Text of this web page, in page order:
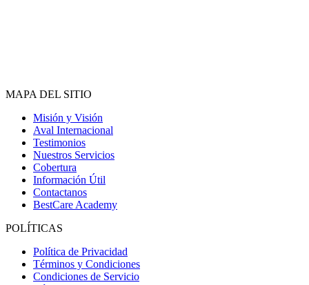
MAPA DEL SITIO
Misión y Visión
Aval Internacional
Testimonios
Nuestros Servicios
Cobertura
Información Útil
Contactanos
BestCare Academy
POLÍTICAS
Política de Privacidad
Términos y Condiciones
Condiciones de Servicio